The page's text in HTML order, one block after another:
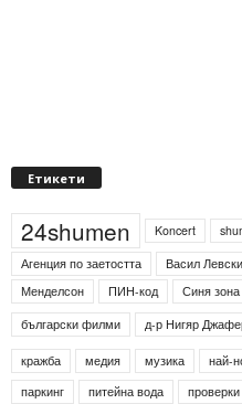
Етикети
24shumen Koncert
Агенция по заетостта
Васил Левски
Менделсон
ПИН-код Синя зона
български филми
д-р Нигяр
кражба медия музика най-
паркинг питейна вода проверки